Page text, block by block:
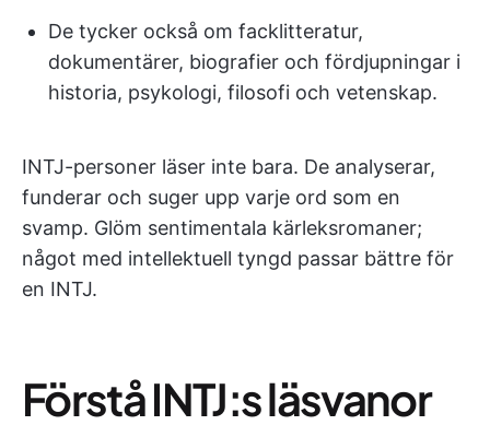
De tycker också om facklitteratur,
dokumentärer, biografier och fördjupningar i
historia, psykologi, filosofi och vetenskap.
INTJ-personer läser inte bara. De analyserar,
funderar och suger upp varje ord som en
svamp. Glöm sentimentala kärleksromaner;
något med intellektuell tyngd passar bättre för
en INTJ.
Förstå INTJ:s läsvanor